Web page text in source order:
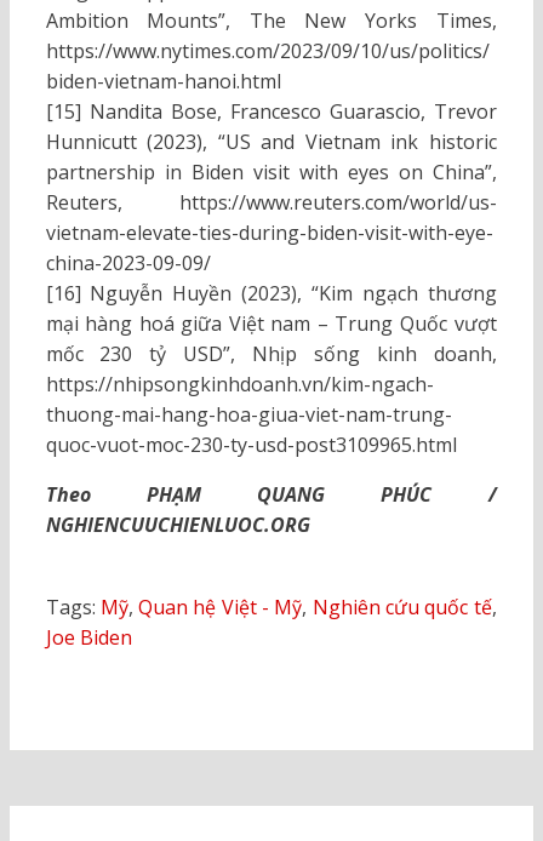
Ambition Mounts”, The New Yorks Times,
https://www.nytimes.com/2023/09/10/us/politics/
biden-vietnam-hanoi.html
[15] Nandita Bose, Francesco Guarascio, Trevor
Hunnicutt (2023), “US and Vietnam ink historic
partnership in Biden visit with eyes on China”,
Reuters, https://www.reuters.com/world/us-
vietnam-elevate-ties-during-biden-visit-with-eye-
china-2023-09-09/
[16] Nguyễn Huyền (2023), “Kim ngạch thương
mại hàng hoá giữa Việt nam – Trung Quốc vượt
mốc 230 tỷ USD”, Nhịp sống kinh doanh,
https://nhipsongkinhdoanh.vn/kim-ngach-
thuong-mai-hang-hoa-giua-viet-nam-trung-
quoc-vuot-moc-230-ty-usd-post3109965.html
Theo PHẠM QUANG PHÚC /
NGHIENCUUCHIENLUOC.ORG
Tags: Mỹ,Quan hệ Việt - Mỹ, Nghiên cứu quốc tế,
Joe Biden